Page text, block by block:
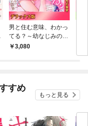
男と住む意味、わかっ
てる？～幼なじみの理
性が限界【デラックス
3,080
全
すめ
もっと見る